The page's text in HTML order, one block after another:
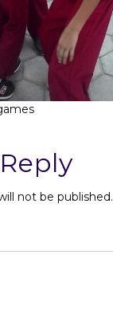
not be published.